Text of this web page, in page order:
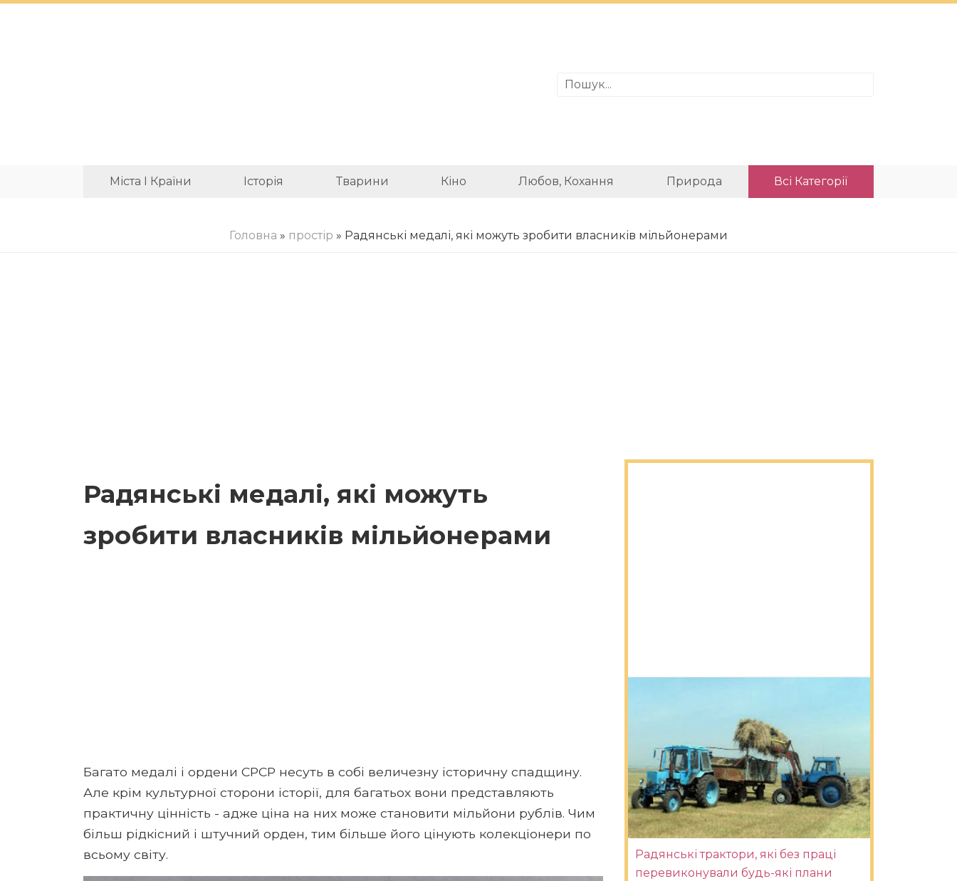
Міста І Країни Історія Тварини Кіно Любов, Кохання Природа Всі Категорії
Головна » простір » Радянські медалі, які можуть зробити власників мільйонерами
Радянські медалі, які можуть
зробити власників мільйонерами
Багато медалі і ордени СРСР несуть в собі величезну історичну спадщину.
Але крім культурної сторони історії, для багатьох вони представляють
практичну цінність - адже ціна на них може становити мільйони рублів. Чим
більш рідкісний і штучний орден, тим більше його цінують колекціонери по
всьому світу.
Радянські трактори, які без праці
перевиконували будь-які плани